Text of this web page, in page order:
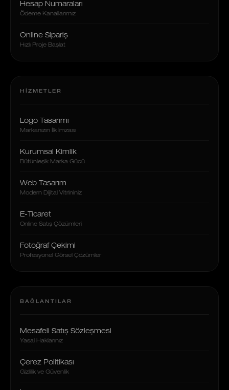
Hesap Numaraları
Ödeme Kanallarımız
Online Sipariş
Hızlı Proje Başlat
HIZMETLER
Logo Tasarımı
Markanızın İlk İmzası
Kurumsal Kimlik
Bütünleşik Marka Gücü
Web Tasarım
Modern Dijital Vitrininiz
E-Ticaret
Online Satış Çözümleri
Fotoğraf Çekimi
Profesyonel Görsel Çözümler
BAĞLANTILAR
Mesafeli Satış Sözleşmesi
Yasal Haklarınız
Çerez Politikası
Gizlilik ve Güvenlik